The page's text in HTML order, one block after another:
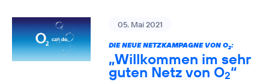
05. Mai 2021
DIE NEUE NETZKAMPAGNE VON O2:
„Willkommen im sehr
guten Netz von O2“